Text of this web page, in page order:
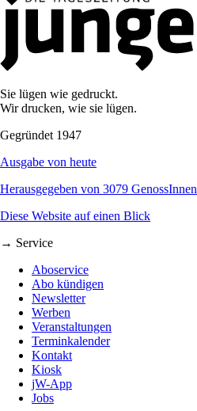
Sie lügen wie gedruckt.
Wir drucken, wie sie lügen.
Gegründet 1947
Ausgabe von heute
Herausgegeben von 3079 GenossInnen
Diese Website auf einen Blick
→ Service
Aboservice
Abo kündigen
Newsletter
Werben
Veranstaltungen
Terminkalender
Kontakt
Kiosk
jW-App
Jobs